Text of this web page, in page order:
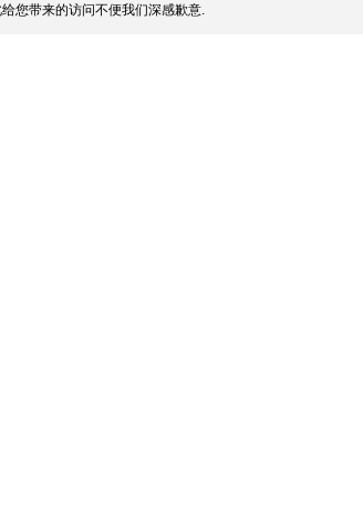
您带来的访问不便我们深感歉意.